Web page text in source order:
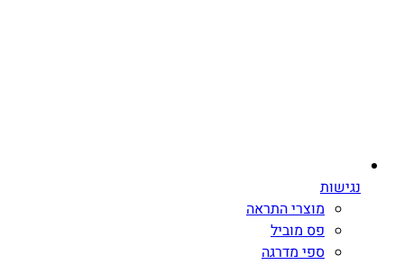
נגישות
מוצרי התראה
פס מוביל
ספי מדרגה